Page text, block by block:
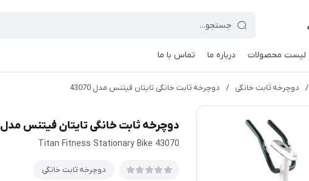
لیست محصولات درباره ما تماس با ما
/ دوچرخه ثابت خانگی / دوچرخه ثابت خانگی تایتان فیتنس مدل 43070
دوچرخه ثابت خانگی تایتان فیتنس مدل 43070
Titan Fitness Stationary Bike 43070
دوچرخه ثابت خانگی